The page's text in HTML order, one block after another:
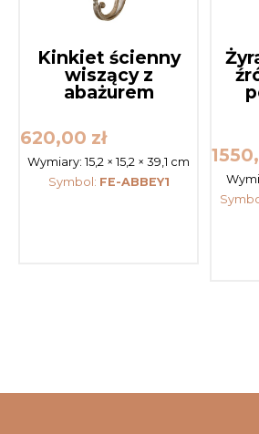
Kinkiet ścienny
wiszący z
abażurem
620,00 zł
Wymiary:15,2 × 15,2 × 39,1 cm
Symbol: FE-ABBEY1